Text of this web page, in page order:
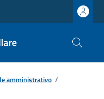
amministrativo /